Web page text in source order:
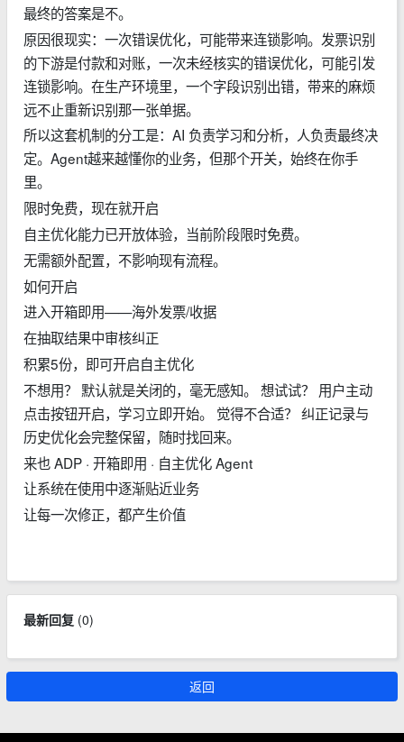
最终的答案是不。
原因很现实：一次错误优化，可能带来连锁影响。发票识别
的下游是付款和对账，一次未经核实的错误优化，可能引发
连锁影响。在生产环境里，一个字段识别出错，带来的麻烦
远不止重新识别那一张单据。
所以这套机制的分工是：AI 负责学习和分析，人负责最终决
定。Agent越来越懂你的业务，但那个开关，始终在你手
里。
限时免费，现在就开启
自主优化能力已开放体验，当前阶段限时免费。
无需额外配置，不影响现有流程。
如何开启
进入开箱即用——海外发票/收据
在抽取结果中审核纠正
积累5份，即可开启自主优化
不想用？ 默认就是关闭的，毫无感知。 想试试？ 用户主动
点击按钮开启，学习立即开始。 觉得不合适？ 纠正记录与
历史优化会完整保留，随时找回来。
来也 ADP · 开箱即用 · 自主优化 Agent
让系统在使用中逐渐贴近业务
让每一次修正，都产生价值
最新回复(0)
返回